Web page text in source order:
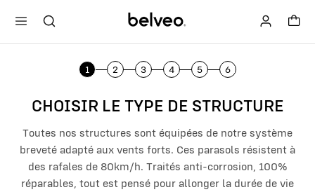
content
Search
1 2 3 4 5 6
CHOISIR LE TYPE DE STRUCTURE
Toutes nos structures sont équipées de notre système
breveté adapté aux vents forts. Ces parasols résistent à
des rafales de 80km/h. Traités anti-corrosion, 100%
réparables, tout est pensé pour allonger la durée de vie